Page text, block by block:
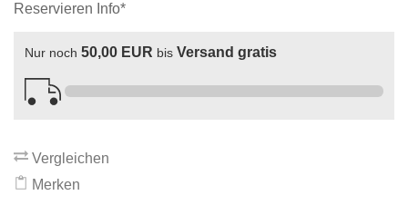
Reservieren Info*
Nur noch 50,00 EUR bis Versand gratis
Vergleichen
Merken